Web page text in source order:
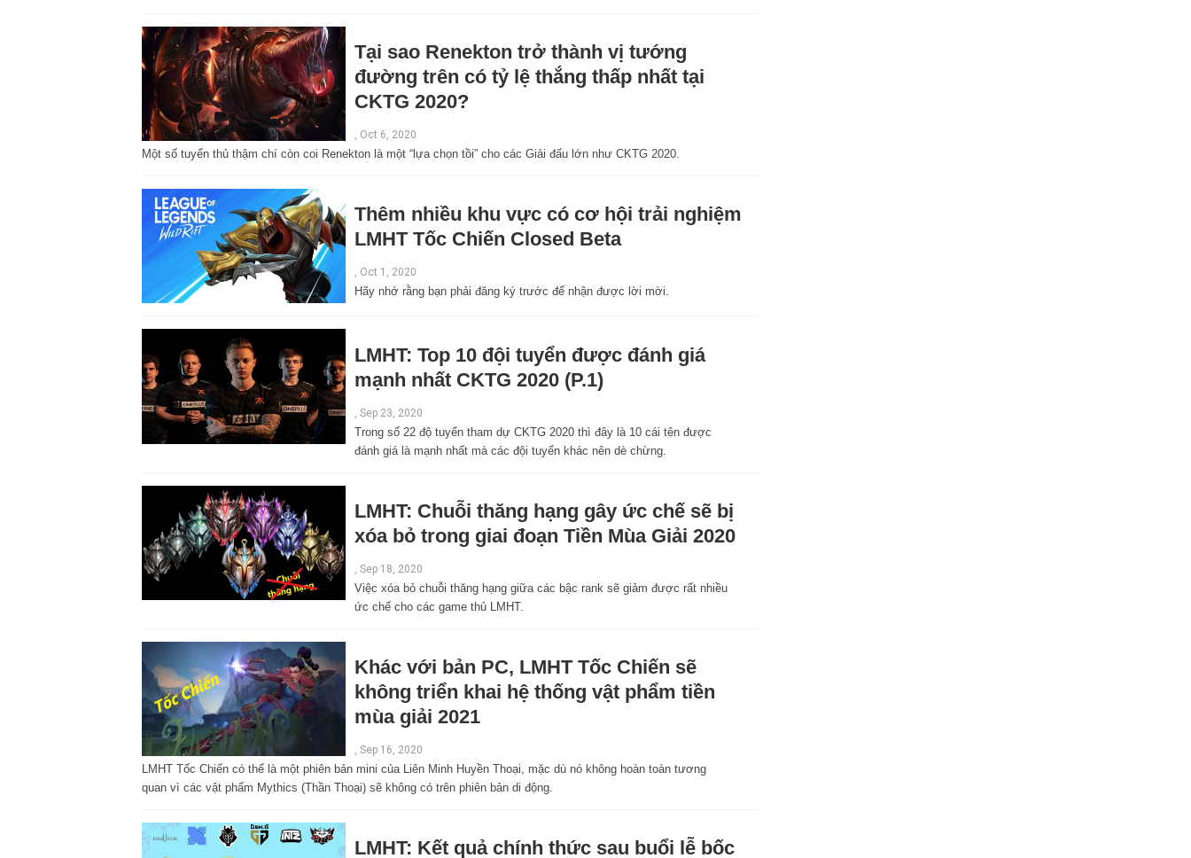
Tại sao Renekton trở thành vị tướng
đường trên có tỷ lệ thắng thấp nhất tại
CKTG 2020?
, Oct 6, 2020
Một số tuyển thủ thậm chí còn coi Renekton là một “lựa chọn tồi” cho các Giải đấu lớn như CKTG 2020.
Thêm nhiều khu vực có cơ hội trải nghiệm
LMHT Tốc Chiến Closed Beta
, Oct 1, 2020
Hãy nhớ rằng bạn phải đăng ký trước để nhận được lời mời.
LMHT: Top 10 đội tuyển được đánh giá
mạnh nhất CKTG 2020 (P.1)
Sep 23, 2020
Trong số 22 độ tuyển tham dự CKTG 2020 thì đây là 10 cái tên được
đánh giá là mạnh nhất mà các đội tuyển khác nên dè chừng.
LMHT: Chuỗi thăng hạng gây ức chế sẽ bị
xóa bỏ trong giai đoạn Tiền Mùa Giải 2020
, Sep 18, 2020
Việc xóa bỏ chuỗi thăng hạng giữa các bậc rank sẽ giảm được rất nhiều
ức chế cho các game thủ LMHT.
Khác với bản PC, LMHT Tốc Chiến sẽ
không triển khai hệ thống vật phẩm tiền
mùa giải 2021
, Sep 16, 2020
LMHT Tốc Chiến có thể là một phiên bản mini của Liên Minh Huyền Thoại, mặc dù nó không hoàn toàn tương
quan vì các vật phẩm Mythics (Thần Thoại) sẽ không có trên phiên bản di động.
LMHT: Kết quả chính thức sau buổi lễ bốc